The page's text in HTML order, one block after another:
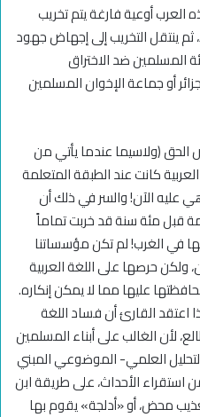
العرب أوعية فارغة يتم تخريب
ثم ينتقل التخريب إلى إجهاض جهود
المسلمين ضد الاختراق
أو جماعة الإخوان المسلمين
(ولاسيما عندما يأتي من
كانت عند الطبقة المتعلمة
الآن! والسر في ذلك أن
قبل مئة سنة قد خربت تماماً
في الغرب! لم تكن مؤسساتنا
ولكن حرصها على اللغة العربية
عليها مما لا يمكن إنكاره.
القارئ أن فساد اللغة
لأن الغالب على أبناء المسلمين
التحليل العلمي- الموضوعي المبني
الأحداث، على طريقة ابن
محض، أو «أدلجة» يقوم بها